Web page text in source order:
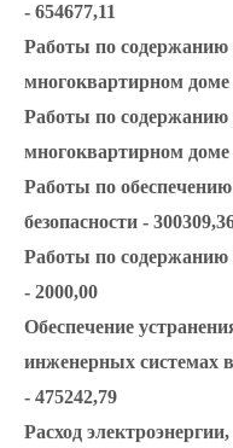
- 654677,11
Работы по содержанию
многоквартирном доме
Работы по
многоквартирном доме
Работы по
безопасности -
Работы по содержанию
- 2000,00
Обеспечение
инженерных системах
- 475242,79
Расход